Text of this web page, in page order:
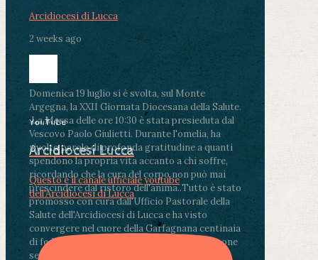
Arcidiocesi di Lucca
2 weeks ago
Domenica 19 luglio si è svolta, sul Monte
Argegna, la XXII Giornata Diocesana della Salute.
.La Messa delle ore 10:30 è stata presieduta dal
Vescovo Paolo Giulietti. Durante l'omelia, ha
rivolto parole di profonda gratitudine a quanti
spendono la propria vita accanto a chi soffre,
ricordando che la cura del corpo non può mai
prescindere dal ristoro dell'anima..Tutto è stato
promosso con cura dall'Ufficio Pastorale della
Salute dell'Arcidiocesi di Lucca e ha visto
convergere nel cuore della Garfagnana centinaia
di fedeli, operatori sanitari, volontari e persone
segnate dalla malattia.
YouTube
Arcidiocesi Lucca
Questo è il canale ufficiale youtube
dell'Arcidiocesi di Lucca